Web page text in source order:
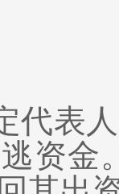
代表
资金